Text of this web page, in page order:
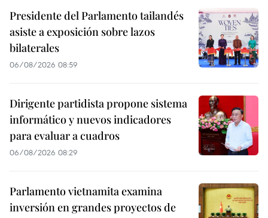
Presidente del Parlamento tailandés
asiste a exposición sobre lazos
bilaterales
06/08/2026 08:59
Dirigente partidista propone sistema
informático y nuevos indicadores
para evaluar a cuadros
06/08/2026 08:29
Parlamento vietnamita examina
inversión en grandes proyectos de